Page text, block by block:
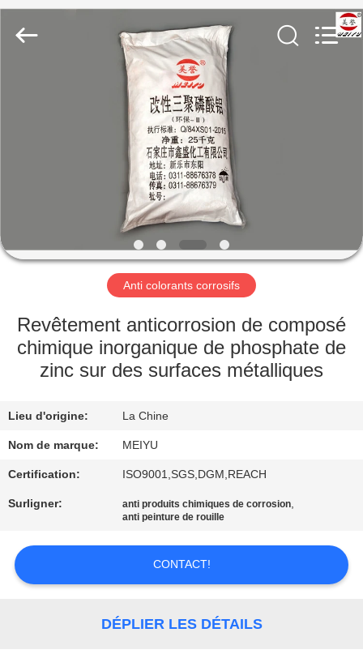
VIDÉOS
PROPOS
DE
NOUS
VISITE
DE
L'USINE
CONTRÔLE
DE
LA
co.,ltd.
Rights
Reserved.
Anti colorants corrosifs
Revêtement anticorrosion de composé
chimique inorganique de phosphate de
zinc sur des surfaces métalliques
Lieu d'origine: La Chine
Nom de marque: MEIYU
Certification: ISO9001,SGS,DGM,REACH
Surligner: anti produits chimiques de corrosion,
anti peinture de rouille
CONTACT!
DÉPLIER LES DÉTAILS